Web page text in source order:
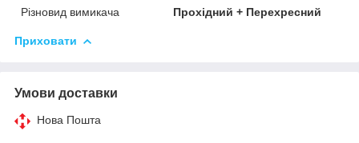
Різновид вимикача
Прохідний + Перехресний
Приховати
Умови доставки
Нова Пошта